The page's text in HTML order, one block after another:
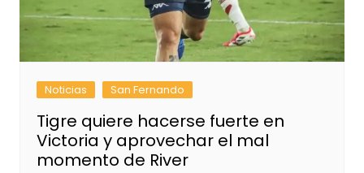
Noticias San Fernando
Tigre quiere hacerse fuerte en
Victoria y aprovechar el mal
momento de River